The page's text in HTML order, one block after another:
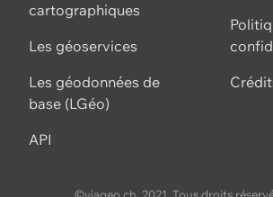
cartographiques
Les géoservices
Les géodonnées de
base (LGéo)
API